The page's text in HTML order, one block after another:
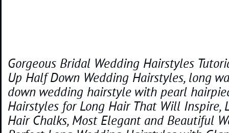
Gorgeous Bridal Wedding Hairstyles
Up Half Down Wedding Hairstyles, long
down wedding hairstyle with pearl
Hairstyles for Long Hair That Will Inspire,
Hair Chalks, Most Elegant and Beautiful